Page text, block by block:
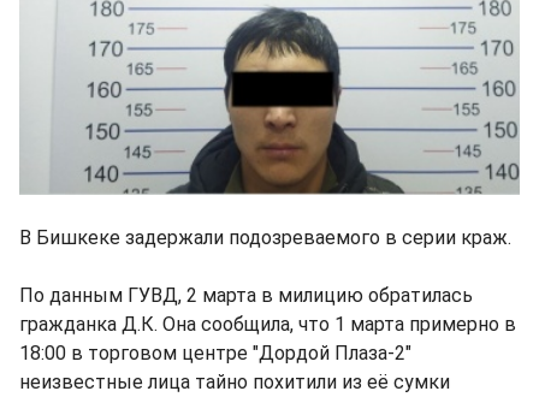
В Бишкеке задержали подозреваемого в серии краж.
По данным ГУВД, 2 марта в милицию обратилась
гражданка Д.К. Она сообщила, что 1 марта примерно в
18:00 в торговом центре "Дордой Плаза-2"
неизвестные лица тайно похитили из её сумки